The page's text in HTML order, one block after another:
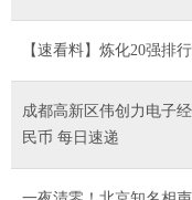
【速看料】炼化20强排
成都高新区伟创力电子
民币 每日速递